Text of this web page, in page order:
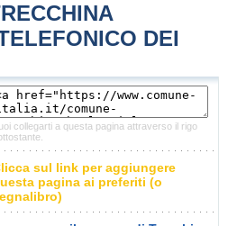
DEI
collegarti a questa pagina attraverso il rigo
sul link per aggiungere
pagina ai preferiti (o